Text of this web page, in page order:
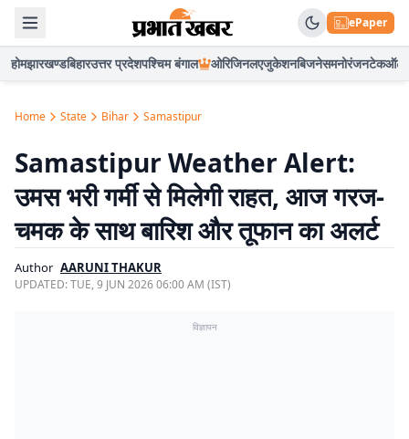
ePaper
होमझारखण्डबिहारउत्तर प्रदेशपश्चिम बंगाल ओरिजिनलएजुकेशनबिजनेसमनोरंजनटेकऑटो
Home State Bihar Samastipur
Samastipur Weather Alert:
उमस भरी गर्मी से मिलेगी राहत, आज गरज-
चमक के साथ बारिश और तूफान का अलर्ट
Author AARUNI THAKUR
UPDATED:TUE, 9 JUN 2026 06:00 AM (IST)
विज्ञापन